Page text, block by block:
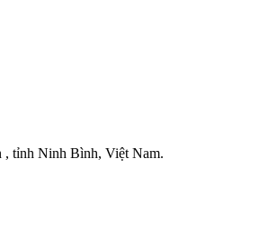
, tỉnh Ninh Bình, Việt Nam.